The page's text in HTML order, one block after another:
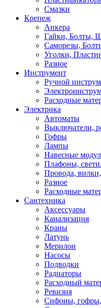
Смазки
Крепеж
Анкера
Гайки, Болты,
Саморезы,
Уголки,
Разное
Инструмент
Ручной
Расходные
Электрика
Автоматы
Выключатели,
Гофры
Лампы
Навесные
Плафоны,
Провода, вилки,
Разное
Расходные
Сантехника
Аксессуары
Канализация
Краны
Латунь
Мерилон
Насосы
Подводки
Радиаторы
Расходный
Ревизия
Сифоны,